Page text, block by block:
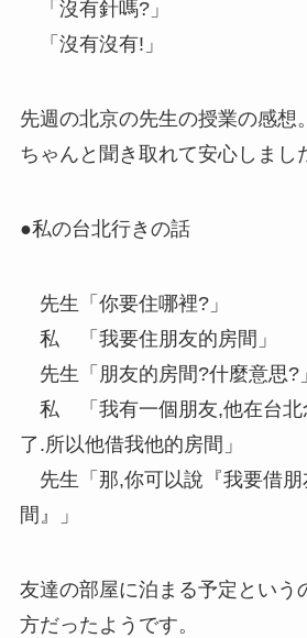
「沒有針嗎?」
「沒有沒有!」
先週の北京の先生の授業の感想。
ちゃんと聞き取れて安心しまし
●私の台北行きの話
先生「你要住哪裡?」
私 「我要住朋友的房間」
先生「朋友的房間?什麼意思?」
私 「我有一個朋友,他在台北
了.所以他借我他的房間」
先生「那,你可以說『我要借朋
間』」
友達の部屋に泊まる予定という
方だったようです。